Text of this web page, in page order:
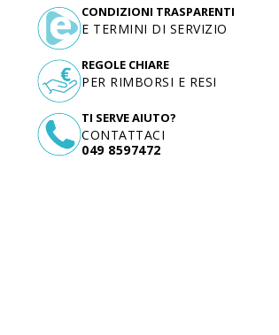
TI SERVE AIUTO?
CONTATTACI
049 8597472
CONDIZIONI TRASPARENTI
E TERMINI DI SERVIZIO
REGOLE CHIARE
PER RIMBORSI E RESI